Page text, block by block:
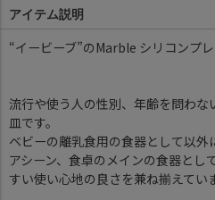
アイテム説明
“イービーブ”のMarble シリコンプ
流行や使う人の性別、年齢を問わ
皿です。
ベビーの離乳食用の食器として以
アシーン、食卓のメインの食器とし
すい使い心地の良さを兼ね揃えてい